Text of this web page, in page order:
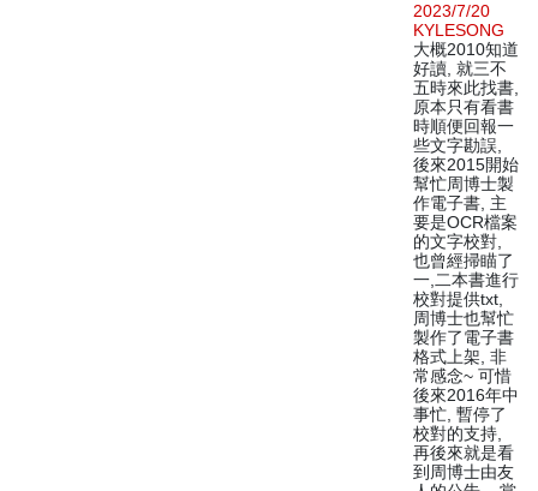
2023/7/20
KYLESONG
大概2010知道
好讀, 就三不
五時來此找書,
原本只有看書
時順便回報一
些文字勘誤,
後來2015開始
幫忙周博士製
作電子書, 主
要是OCR檔案
的文字校對,
也曾經掃瞄了
一,二本書進行
校對提供txt,
周博士也幫忙
製作了電子書
格式上架, 非
常感念~ 可惜
後來2016年中
事忙, 暫停了
校對的支持,
再後來就是看
到周博士由友